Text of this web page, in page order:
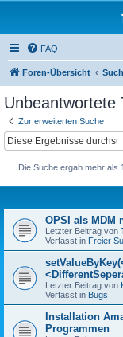
FAQ
Foren-Übersicht
Unbeantwortete
Zur erweiterten Suche
Die Suche ergab mehr als
OPSI als MDM
Letzter Beitrag von
Verfasst in Freier
Letzter Beitrag von
Verfasst in Bugs
Installation
Programmen